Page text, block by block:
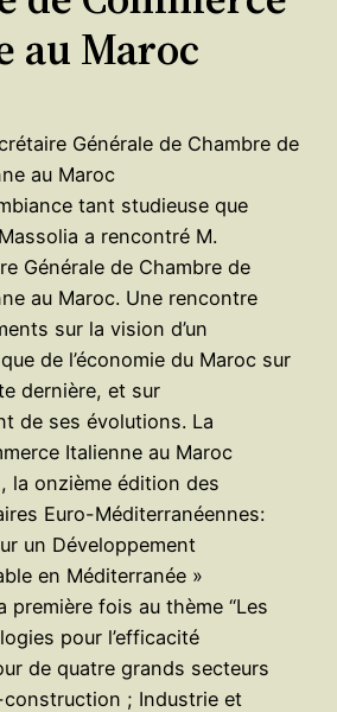
au Maroc
tant studieuse que
a rencontré M.
Générale de Chambre de
au Maroc. Une rencontre
sur la vision d’un
de l’économie du Maroc sur
dernière, et sur
de ses évolutions. La
Italienne au Maroc
la onzième édition des
Euro-Méditerranéennes:
un Développement
en Méditerranée »
première fois au thème “Les
pour l’efficacité
de quatre grands secteurs
; Industrie et